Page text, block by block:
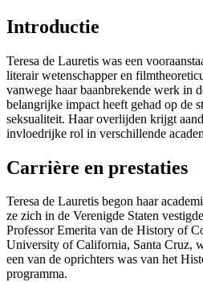
Introductie
Teresa de Lauretis was een
literair wetenschapper en
vanwege haar baanbrekende werk in
belangrijke impact heeft gehad op de
seksualiteit. Haar overlijden krijgt
invloedrijke rol in verschillende
Carrière en prestaties
Teresa de Lauretis begon haar
ze zich in de Verenigde Staten
Professor Emerita van de History of
University of California, Santa Cruz,
een van de oprichters was van het
programma.